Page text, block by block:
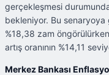
gerçekleşmesi
bekleniyor. Bu
%18,38 zam
artış oranının %14,11
Merkez Bankası